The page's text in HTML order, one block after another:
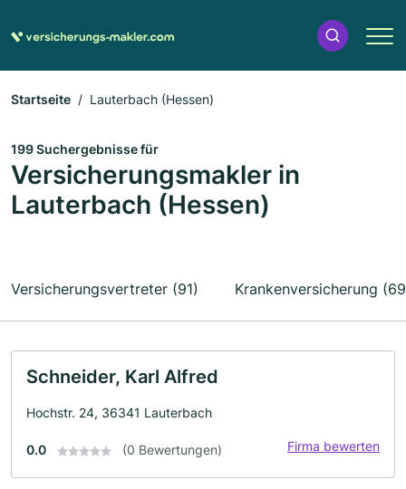
Startseite Lauterbach (Hessen)
199 Suchergebnisse für
Versicherungsmakler in
Lauterbach (Hessen)
Versicherungsvertreter (91) Krankenversicherung
Schneider, Karl Alfred
Hochstr. 24, 36341 Lauterbach
0.0 (0 Bewertungen) Firma bewerten